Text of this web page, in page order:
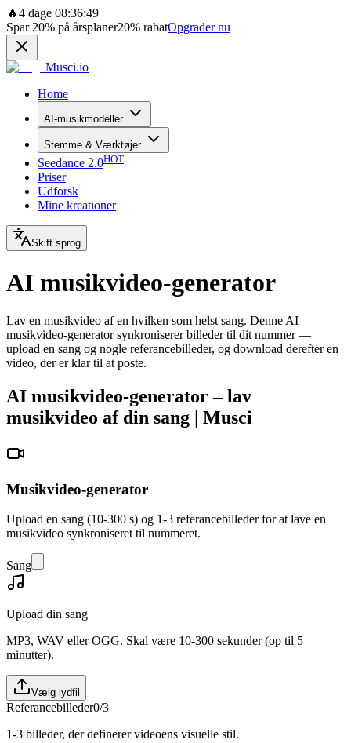
🔥4 dage 08:36:49
Spar 20% på årsplaner20% rabatOpgrader nu
Musci.io
Home
AI-musikmodeller
Stemme & Værktøjer
Seedance 2.0HOT
Priser
Udforsk
Mine kreationer
Skift sprog
AI musikvideo-generator
Lav en musikvideo af en hvilken som helst sang. Denne AI
musikvideo-generator synkroniserer billeder til dit nummer —
upload en sang og nogle referancebilleder, og download derefter en
video, der er klar til at poste.
AI musikvideo-generator – lav
musikvideo af din sang | Musci
Musikvideo-generator
Upload en sang (10-300 s) og 1-3 referancebilleder for at lave en
musikvideo synkroniseret til nummeret.
Sang
Upload din sang
MP3, WAV eller OGG. Skal være 10-300 sekunder (op til 5
minutter).
Vælg lydfil
Referancebilleder0/3
1-3 billeder, der definerer videoens visuelle stil.